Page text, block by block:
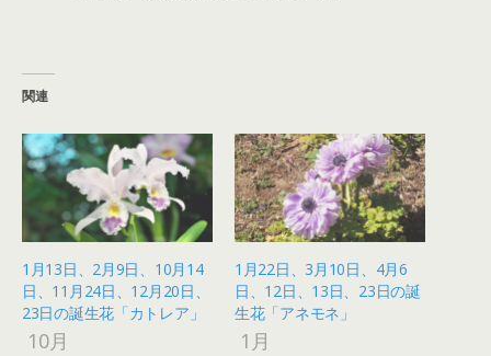
関連
1月13日、2月9日、10月14
日、11月24日、12月20日、
23日の誕生花「カトレア」
10月
1月22日、3月10日、4月6
日、12日、13日、23日の誕
生花「アネモネ」
1月